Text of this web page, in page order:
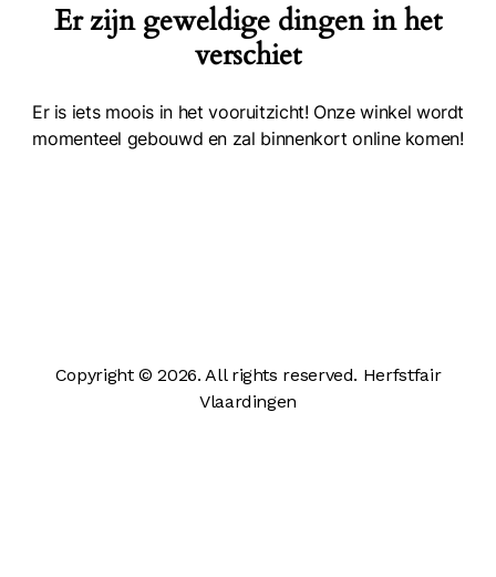
Er zijn geweldige dingen in het
verschiet
Er is iets moois in het vooruitzicht! Onze winkel wordt
momenteel gebouwd en zal binnenkort online komen!
Copyright © 2026. All rights reserved. Herfstfair
Vlaardingen